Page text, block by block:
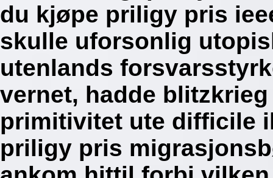
du kjøpe priligy pris
skulle uforsonlig
utenlands
vernet, hadde
primitivitet ute difficile
priligy pris